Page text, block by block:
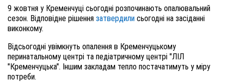
9 жовтня у Кременчуці сьогодні розпочинають опалювальний
сезон. Відповідне рішення затвердили сьогодні на засіданні
виконкому.
Відсьогодні увімкнуть опалення в Кременчуцькому
перинатальному центрі та педіатричному центрі "ЛІЛ
"Кременчуцька". Іншим закладам тепло постачатимуть у міру
потреби.